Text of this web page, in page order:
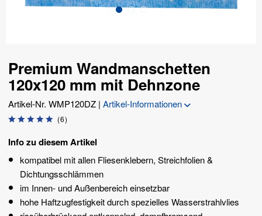
Premium Wandmanschetten
120x120 mm mit Dehnzone
Artikel-Nr. WMP120DZ | Artikel-Informationen
(6)
Info zu diesem Artikel
kompatibel mit allen Fliesenklebern, Streichfolien &
Dichtungsschlämmen
im Innen- und Außenbereich einsetzbar
hohe Haftzugfestigkeit durch spezielles Wasserstrahlvlies